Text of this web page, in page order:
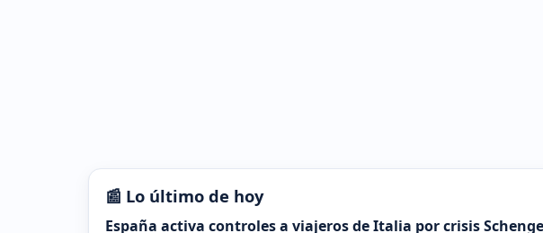
📰 Lo último de hoy
España activa controles a viajeros de Italia por crisis